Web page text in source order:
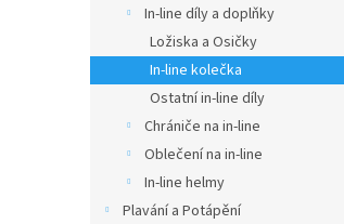
In-line díly a doplňky
Ložiska a Osičky
In-line kolečka
Ostatní in-line díly
Chrániče na in-line
Oblečení na in-line
In-line helmy
Plavání a Potápění